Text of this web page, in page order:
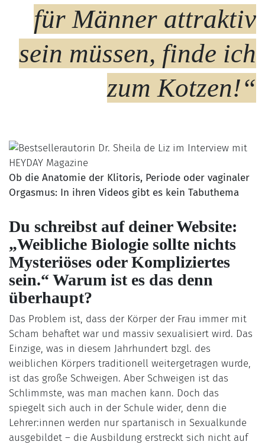
für Männer attraktiv
sein müssen, finde ich
zum Kotzen!“
Ob die Anatomie der Klitoris, Periode oder vaginaler
Orgasmus: In ihren Videos gibt es kein Tabuthema
Du schreibst auf deiner Website:
„Weibliche Biologie sollte nichts
Mysteriöses oder Kompliziertes
sein.“ Warum ist es das denn
überhaupt?
Das Problem ist, dass der Körper der Frau immer mit
Scham behaftet war und massiv sexualisiert wird. Das
Einzige, was in diesem Jahrhundert bzgl. des
weiblichen Körpers traditionell weitergetragen wurde,
ist das große Schweigen. Aber Schweigen ist das
Schlimmste, was man machen kann. Doch das
spiegelt sich auch in der Schule wider, denn die
Lehrer:innen werden nur spartanisch in Sexualkunde
ausgebildet – die Ausbildung erstreckt sich nicht auf